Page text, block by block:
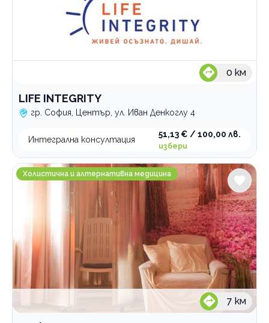
0 км
LIFE INTEGRITY
гр. София, Център, ул. Иван Денкоглу 4
Интегрална консултация
51,13 € / 100,00 лв.
избери
Soul Entry
Холистична и алтернативна медицина
7 км